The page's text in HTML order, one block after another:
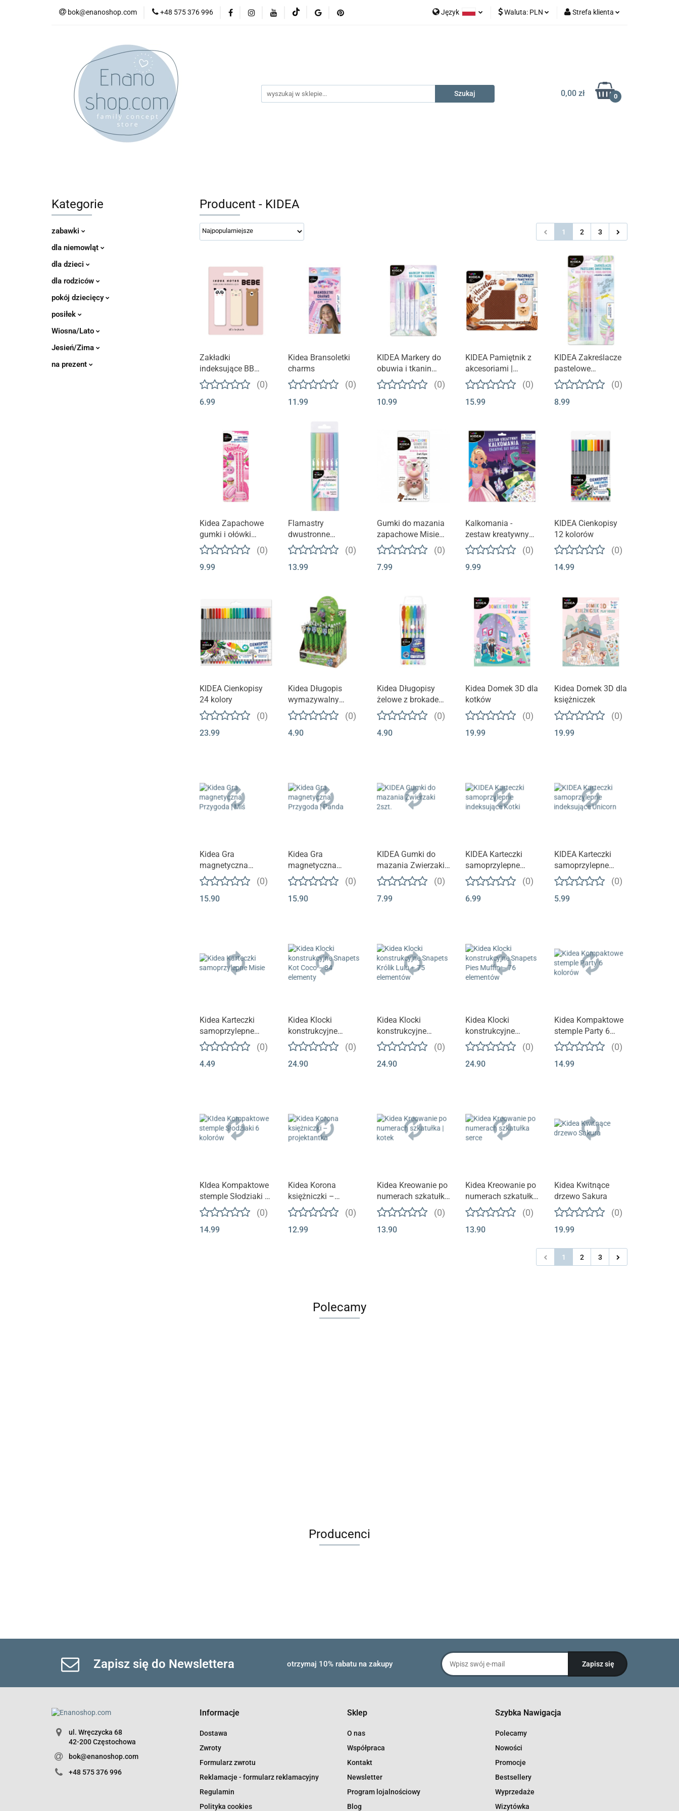
bok@enanoshop.com +48 575 376 996 Język Waluta: PLN Strefa klienta
0,00 zł 0
bestsellery promocje kategorie produktów producenci
kontakt
Kategorie
zabawki
dla niemowląt
dla dzieci
dla rodziców
pokój dziecięcy
posiłek
Wiosna/Lato
Jesień/Zima
na prezent
Producent - KIDEA
1 2 3
Zakładki
indeksujące BB
Friend Girls 60 szt.
KIDEA
(0)
6.99
Kidea Bransoletki
charms
(0)
11.99
KIDEA Markery do
obuwia i tkanin
pastel 5 kolorów(0)
10.99
KIDEA Pamiętnik z
akcesoriami |
Wafelek
(0)
15.99
KIDEA Zakreślacze
pastelowe
dwustronne 6
kolorów
(0)
8.99
Kidea Zapachowe
gumki i ołówki
truskawka
(0)
9.99
Flamastry
dwustronne
pastelowe 6 kolorów
KIDEA
(0)
13.99
Gumki do mazania
zapachowe Misie
2szt KIDEA
(0)
7.99
Kalkomania -
zestaw kreatywny
Księżniczki KIDEA
(0)
9.99
KIDEA Cienkopisy
12 kolorów
(0)
14.99
KIDEA Cienkopisy
24 kolory
(0)
23.99
Kidea Długopis
wymazywalny
automatyczny
GAME 1szt.
(0)
4.90
Kidea Długopisy
żelowe z brokadem
6 kolorów
(0)
4.90
Kidea Domek 3D dla
kotków
(0)
19.99
Kidea Domek 3D dla
księżniczek
(0)
19.99
Kidea Gra
magnetyczna
Przygoda | Miś
(0)
15.90
Kidea Gra
magnetyczna
Przygoda | Panda(0)
15.90
KIDEA Gumki do
mazania Zwierzaki
2szt.
(0)
7.99
KIDEA Karteczki
samoprzylepne
indeksujące Kotki(0)
6.99
KIDEA Karteczki
samoprzylepne
indeksujące Unicorn
(0)
5.99
Kidea Karteczki
samoprzylepne
Misie
(0)
4.49
Kidea Klocki
konstrukcyjne
Snapets Kot Coco –
84 elementy
(0)
24.90
Kidea Klocki
konstrukcyjne
Snapets Królik Lulu
– 75 elementów
(0)
24.90
Kidea Klocki
konstrukcyjne
Snapets Pies Muffin
– 76 elementów
(0)
24.90
Kidea Kompaktowe
stemple Party 6
kolorów
(0)
14.99
KIdea Kompaktowe
stemple Słodziaki 6
kolorów
(0)
14.99
Kidea Korona
księżniczki –
projektantka
(0)
12.99
Kidea Kreowanie po
numerach szkatułka
| kotek
(0)
13.90
Kidea Kreowanie po
numerach szkatułka
serce
(0)
13.90
Kidea Kwitnące
drzewo Sakura
(0)
19.99
1 2 3
Polecamy
Producenci
Zapisz się do Newslettera otrzymaj 10% rabatu na zakupy
ul. Wręczycka 68
42-200 Częstochowa
bok@enanoshop.com
+48 575 376 996
Informacje
Dostawa
Zwroty
Formularz zwrotu
Reklamacje - formularz reklamacyjny
Regulamin
Polityka cookies
Sklep
O nas
Współpraca
Kontakt
Newsletter
Program lojalnościowy
Blog
Szybka Nawigacja
Polecamy
Nowości
Promocje
Bestsellery
Wyprzedaże
Wizytówka